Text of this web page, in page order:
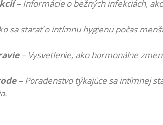
– Informácie o bežných infekciách,
sa starať o intímnu hygienu počas
– Vysvetlenie, ako hormonálne
– Poradenstvo týkajúce sa intímnej